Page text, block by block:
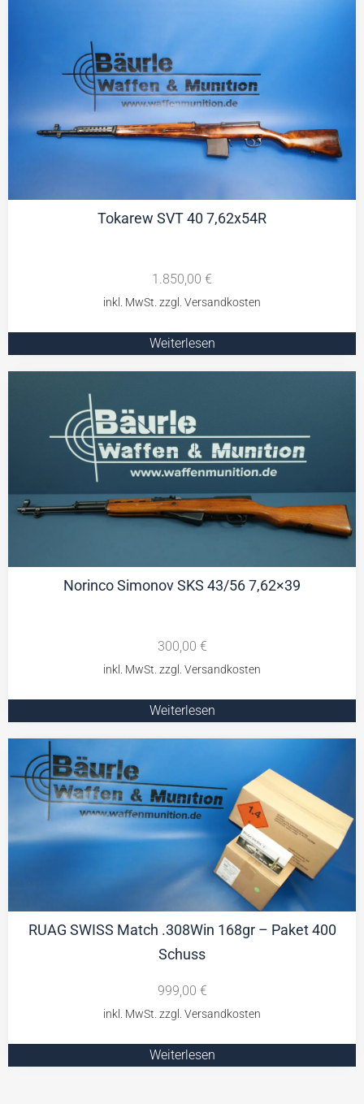
Tokarew SVT 40 7,62x54R
1.850,00 €
Weiterlesen
Norinco Simonov SKS 43/56 7,62×39
300,00 €
Weiterlesen
RUAG SWISS Match .308Win 168gr – Paket 400
Schuss
999,00 €
Weiterlesen